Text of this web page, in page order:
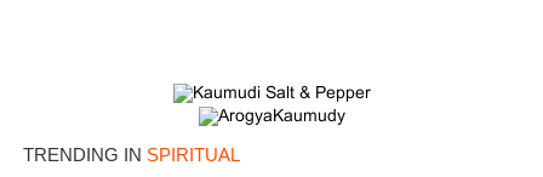
TRENDING IN SPIRITUAL